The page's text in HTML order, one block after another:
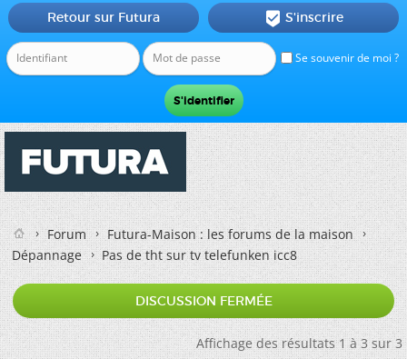
Se souvenir de moi ?
Retour sur Futura  S'inscrire
Forum
Futura-Maison : les forums de la maison
Dépannage
Pas de tht sur tv telefunken icc8
DISCUSSION FERMÉE
Affichage des résultats 1 à 3 sur 3